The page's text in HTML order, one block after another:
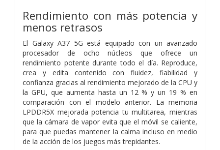
Rendimiento con más potencia y
menos retrasos
El Galaxy A37 5G está equipado con un avanzado
procesador de ocho núcleos que ofrece un
rendimiento potente durante todo el día. Reproduce,
crea y edita contenido con fluidez, fiabilidad y
confianza gracias al rendimiento mejorado de la CPU y
la GPU, que aumenta hasta un 12 % y un 19 % en
comparación con el modelo anterior. La memoria
LPDDR5X mejorada potencia tu multitarea, mientras
que la cámara de vapor evita que el móvil se caliente,
para que puedas mantener la calma incluso en medio
de la acción de los juegos más trepidantes.